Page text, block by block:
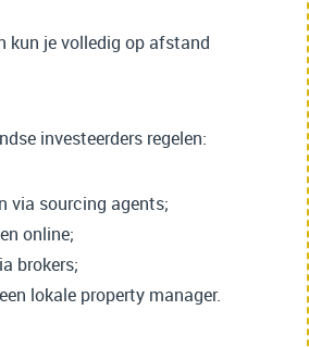
kun je volledig op afstand
investeerders regelen:
via sourcing agents;
online;
brokers;
lokale property manager.